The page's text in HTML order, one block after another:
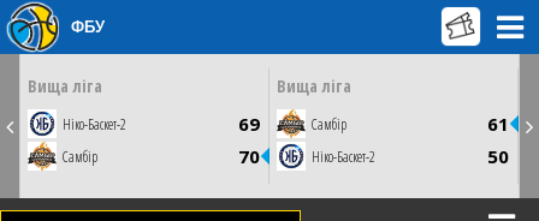
19 квітня
СТАТИСТИКА
Вища ліга
Ніко-Баскет-2 69
Самбір 70
25 квітня
СТАТИСТИКА
Вища ліга
Самбір 61
Ніко-Баскет-2 50
ФБУ